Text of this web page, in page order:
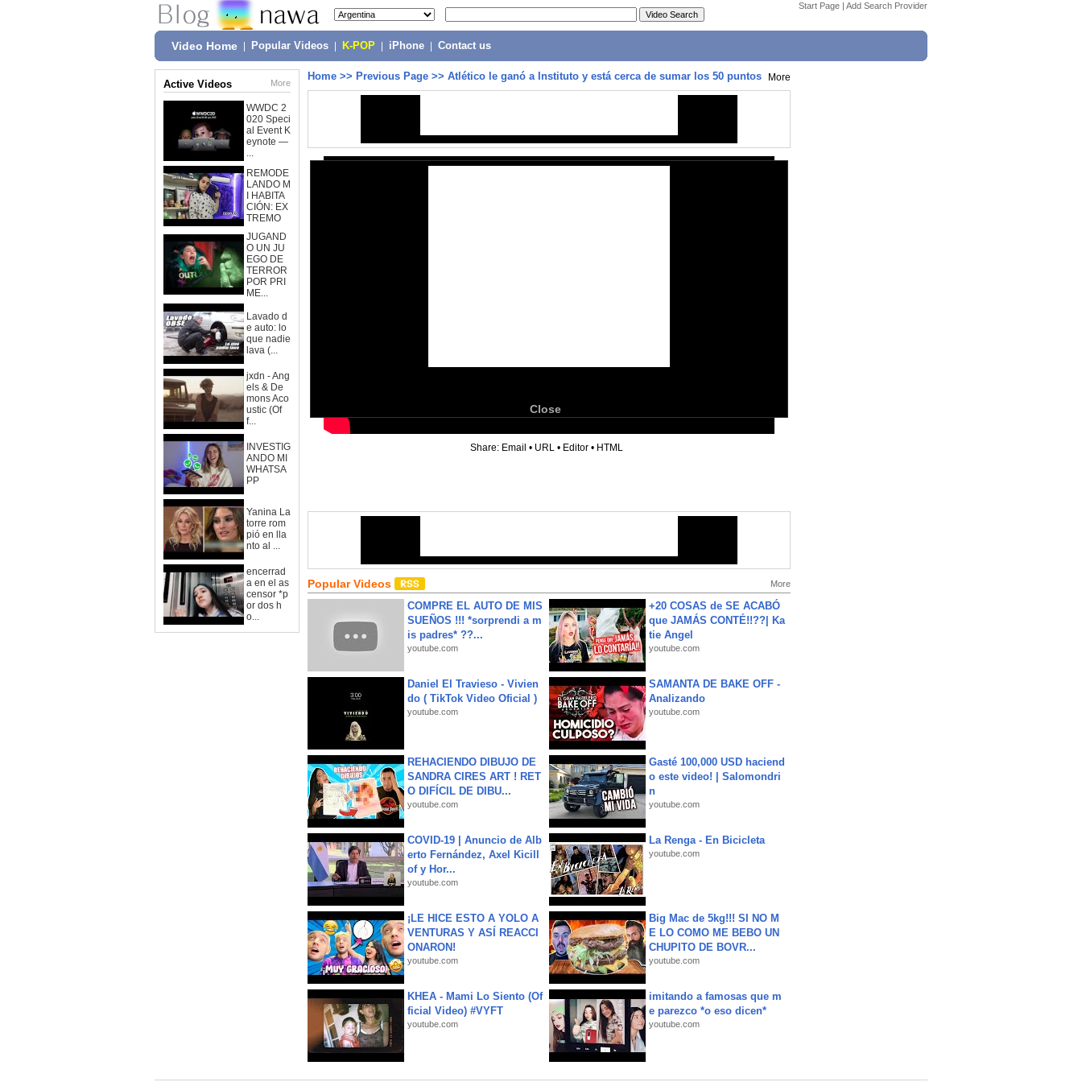
Start Page | Add Search Provider
Video Home Popular Videos K-POP iPhone Contact us
Active Videos More
WWDC 2
020 Speci
al Event K
eynote —
...
REMODE
LANDO M
I HABITA
CIÓN: EX
TREMO
JUGAND
O UN JU
EGO DE
TERROR
POR PRI
ME...
Lavado d
e auto: lo
que nadie
lava (...
jxdn - Ang
els & De
mons Aco
ustic (Of
f...
INVESTIG
ANDO MI
WHATSA
PP
Yanina La
torre rom
pió en lla
nto al ...
encerrad
a en el as
censor *p
or dos h
o...
Home >> Previous Page >> Atlético le ganó a Instituto y está cerca de sumar los 50 puntos More
Close
Share: Email • URL • Editor • HTML
Popular Videos More
COMPRE EL AUTO DE MIS
SUEÑOS !!! *sorprendi a m
is padres* ??...
youtube.com
+20 COSAS de SE ACABÓ
que JAMÁS CONTÉ!!??| Ka
tie Angel
youtube.com
Daniel El Travieso - Vivien
do ( TikTok Video Oficial )
youtube.com
SAMANTA DE BAKE OFF -
Analizando
youtube.com
REHACIENDO DIBUJO DE
SANDRA CIRES ART ! RET
O DIFÍCIL DE DIBU...
youtube.com
Gasté 100,000 USD haciend
o este video! | Salomondri
n
youtube.com
COVID-19 | Anuncio de Alb
erto Fernández, Axel Kicill
of y Hor...
youtube.com
La Renga - En Bicicleta
youtube.com
¡LE HICE ESTO A YOLO A
VENTURAS Y ASÍ REACCI
ONARON!
youtube.com
Big Mac de 5kg!!! SI NO M
E LO COMO ME BEBO UN
CHUPITO DE BOVR...
youtube.com
KHEA - Mami Lo Siento (Of
ficial Video) #VYFT
youtube.com
imitando a famosas que m
e parezco *o eso dicen*
youtube.com